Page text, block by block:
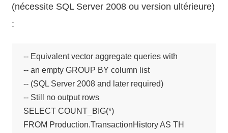
(nécessite SQL Server 2008 ou version ultérieure)
:
-- Equivalent vector aggregate queries with
-- an empty GROUP BY column list
-- (SQL Server 2008 and later required)
-- Still no output rows
SELECT COUNT_BIG(*)
FROM Production.TransactionHistory AS TH